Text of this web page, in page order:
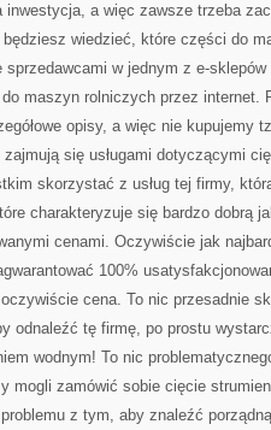
a więc zawsze trzeba
wiedzieć, które części do
w jednym z e-
maszyn rolniczych przez internet.
opisy, a więc nie kupujemy
się usługami dotyczącymi
skorzystać z usług tej firmy,
charakteryzuje się bardzo dobrą
cenami. Oczywiście jak
100%
cena. To nic przesadnie
odnaleźć tę firmę, po prostu
wodnym! To nic
mogli zamówić sobie cięcie
z tym, aby znaleźć